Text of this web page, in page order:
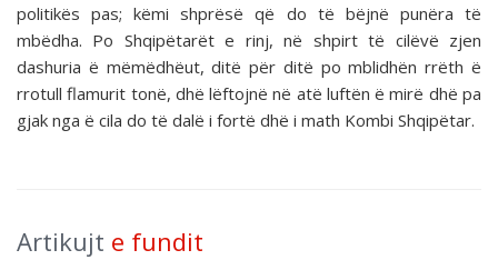
politikës pas; këmi shprësë që do të bëjnë punëra të
mbëdha. Po Shqipëtarët e rinj, në shpirt të cilëvë zjen
dashuria ë mëmëdhëut, ditë për ditë po mblidhën rrëth ë
rrotull flamurit tonë, dhë lëftojnë në atë luftën ë mirë dhë pa
gjak nga ë cila do të dalë i fortë dhë i math Kombi Shqipëtar.
Artikujt e fundit